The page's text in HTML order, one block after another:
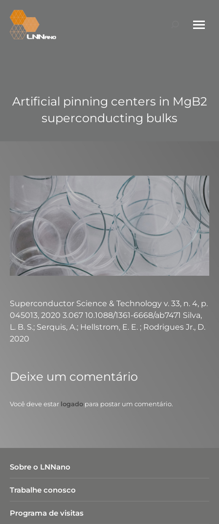
Search:
Artificial pinning centers in MgB2
superconducting bulks
Superconductor Science & Technology v. 33, n. 4, p.
045013, 2020 3.067 10.1088/1361-6668/ab7471 Silva,
L. B. S.; Serquis, A.; Hellstrom, E. E. ; Rodrigues Jr., D.
2020
Deixe um comentário
Você deve estar logado para postar um comentário.
Sobre o LNNano
Trabalhe conosco
Programa de visitas